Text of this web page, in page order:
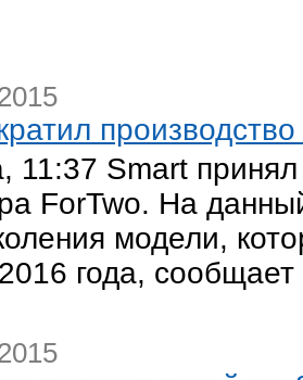
11:37 Smart
ForTwo. На
модели,
года,